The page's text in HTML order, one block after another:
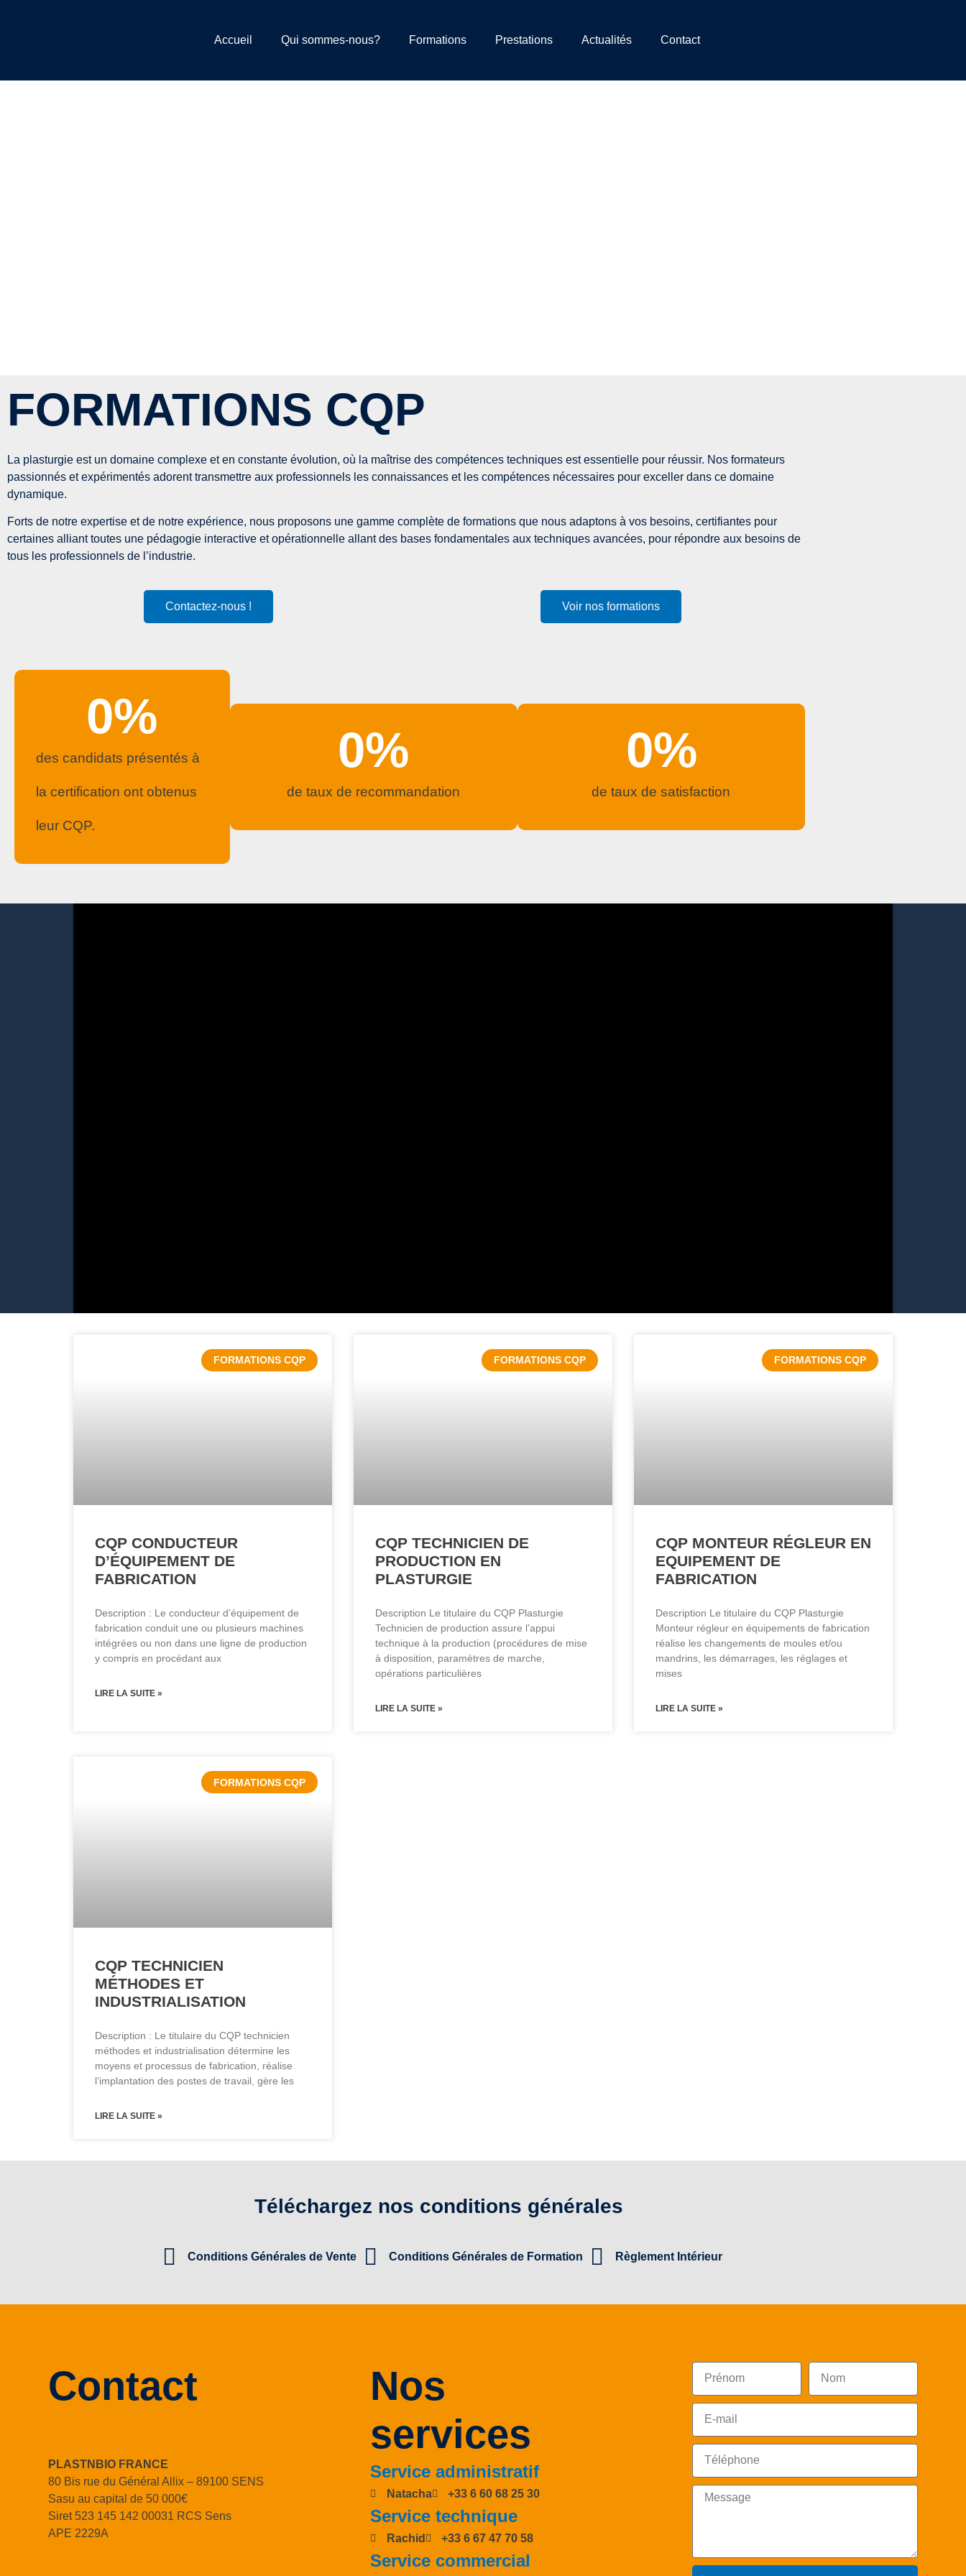
Accueil Qui sommes-nous? Formations Prestations Actualités Contact
FORMATIONS CQP
La plasturgie est un domaine complexe et en constante évolution, où la maîtrise des compétences techniques est essentielle pour réussir. Nos formateurs
passionnés et expérimentés adorent transmettre aux professionnels les connaissances et les compétences nécessaires pour exceller dans ce domaine
dynamique.
Forts de notre expertise et de notre expérience, nous proposons une gamme complète de formations que nous adaptons à vos besoins, certifiantes pour
certaines alliant toutes une pédagogie interactive et opérationnelle allant des bases fondamentales aux techniques avancées, pour répondre aux besoins de
tous les professionnels de l’industrie.
Contactez-nous ! Voir nos formations
des candidats présentés à
la certification ont obtenus
leur CQP.
0%
de taux de recommandation
0%
de taux de satisfaction
0%
FORMATIONS CQP
CQP CONDUCTEUR
D’ÉQUIPEMENT DE
FABRICATION
Description : Le conducteur d’équipement de
fabrication conduit une ou plusieurs machines
intégrées ou non dans une ligne de production
y compris en procédant aux
LIRE LA SUITE »
FORMATIONS CQP
CQP TECHNICIEN DE
PRODUCTION EN
PLASTURGIE
Description Le titulaire du CQP Plasturgie
Technicien de production assure l’appui
technique à la production (procédures de mise
à disposition, paramètres de marche,
opérations particulières
LIRE LA SUITE »
FORMATIONS CQP
CQP MONTEUR RÉGLEUR EN
EQUIPEMENT DE
FABRICATION
Description Le titulaire du CQP Plasturgie
Monteur régleur en équipements de fabrication
réalise les changements de moules et/ou
mandrins, les démarrages, les réglages et
mises
LIRE LA SUITE »
FORMATIONS CQP
CQP TECHNICIEN
MÉTHODES ET
INDUSTRIALISATION
Description : Le titulaire du CQP technicien
méthodes et industrialisation détermine les
moyens et processus de fabrication, réalise
l’implantation des postes de travail, gère les
LIRE LA SUITE »
Téléchargez nos conditions générales​
Conditions Générales de Vente Conditions Générales de Formation Règlement Intérieur
Contact
PLASTNBIO FRANCE
80 Bis rue du Général Allix – 89100 SENS
Sasu au capital de 50 000€
Siret 523 145 142 00031 RCS Sens
APE 2229A
Nos
services
Service administratif
Natacha ‭+33 6 60 68 25 30
Service technique
Rachid ‭+33 6 67 47 70 58‬
Service commercial